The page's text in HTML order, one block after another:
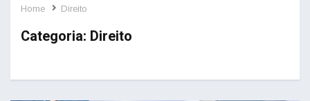
Home Direito
Categoria: Direito